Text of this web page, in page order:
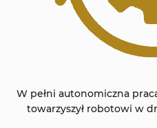
W pełni autonomiczna
towarzyszył robotowi w